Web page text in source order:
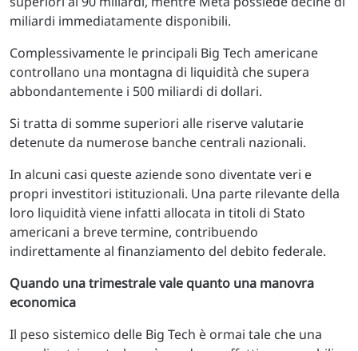
miliardi immediatamente disponibili.
Complessivamente le principali Big Tech americane
controllano una montagna di liquidità che supera
abbondantemente i 500 miliardi di dollari.
Si tratta di somme superiori alle riserve valutarie
detenute da numerose banche centrali nazionali.
In alcuni casi queste aziende sono diventate veri e
propri investitori istituzionali. Una parte rilevante della
loro liquidità viene infatti allocata in titoli di Stato
americani a breve termine, contribuendo
indirettamente al finanziamento del debito federale.
Quando una trimestrale vale quanto una manovra
economica
Il peso sistemico delle Big Tech è ormai tale che una